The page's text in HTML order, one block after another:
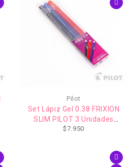
Pilot
Set Lápiz Gel 0.38 FRIXION
SLIM PILOT 3 Unidades
(Borrables)
$7.950